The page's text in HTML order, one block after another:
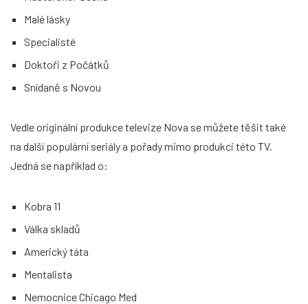
Malé lásky
Specialisté
Doktoři z Počátků
Snídaně s Novou
Vedle originální produkce televize Nova se můžete těšit také
na další populární seriály a pořady mimo produkci této TV.
Jedná se například o:
Kobra 11
Válka skladů
Americký táta
Mentalista
Nemocnice Chicago Med